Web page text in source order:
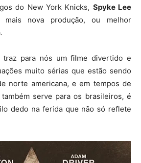
do New York Knicks, Spyke Lee
mais nova produção, ou melhor
traz para nós um filme divertido e
muito sérias que estão sendo
norte americana, e em tempos de
serve para os brasileiros, é
dedo na ferida que não só reflete